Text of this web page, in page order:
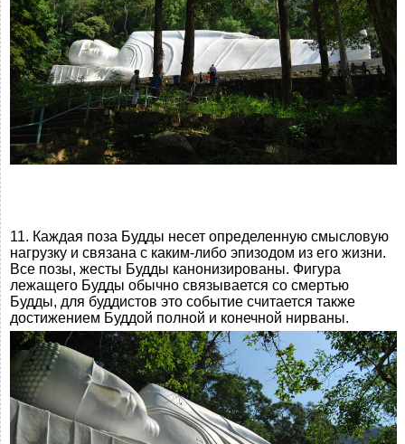
11. Каждая поза Будды несет определенную смысловую
нагрузку и связана с каким-либо эпизодом из его жизни.
Все позы, жесты Будды канонизированы. Фигура
лежащего Будды обычно связывается со смертью
Будды, для буддистов это событие считается также
достижением Буддой полной и конечной нирваны.